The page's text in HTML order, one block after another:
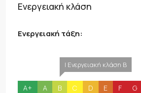
Ενεργειακή κλάση
Ενεργειακή τάξη:
A+ A
| Ενεργειακή κλάση B
B C D E F G